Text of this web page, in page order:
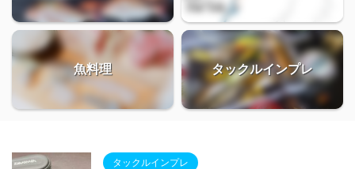
魚料理 タックルインプレ
タックルインプレ